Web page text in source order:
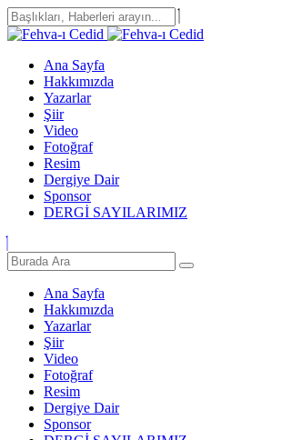
Ana Sayfa
Hakkımızda
Yazarlar
Şiir
Video
Fotoğraf
Resim
Dergiye Dair
Sponsor
DERGİ SAYILARIMIZ
Ana Sayfa
Hakkımızda
Yazarlar
Şiir
Video
Fotoğraf
Resim
Dergiye Dair
Sponsor